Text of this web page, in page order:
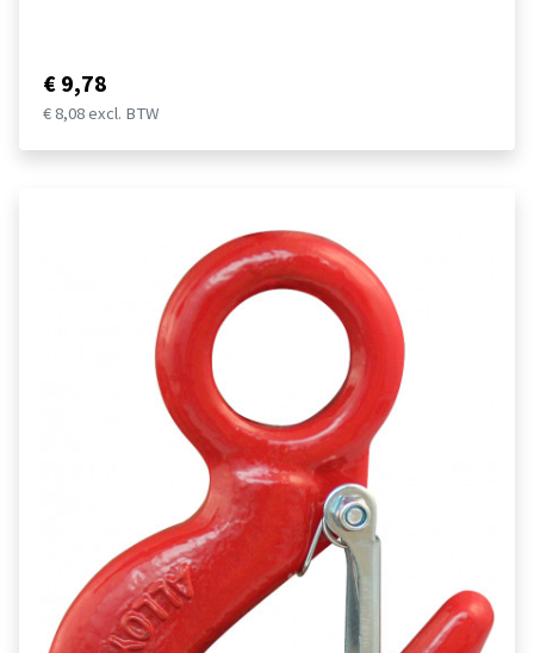
€ 9,78
€ 8,08 excl. BTW